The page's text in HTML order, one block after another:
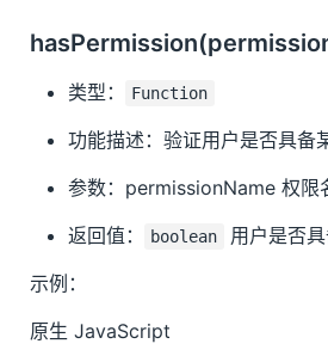
类型： Function
功能描述：验证用户是否具备
参数：permissionName 权限
返回值：
boolean
用户是否
示例：
原生 JavaScript